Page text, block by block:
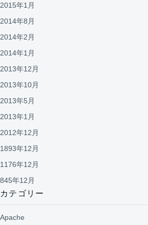
2015年1月
2014年8月
2014年2月
2014年1月
2013年12月
2013年10月
2013年5月
2013年1月
2012年12月
1893年12月
1176年12月
845年12月
カテゴリー
Apache